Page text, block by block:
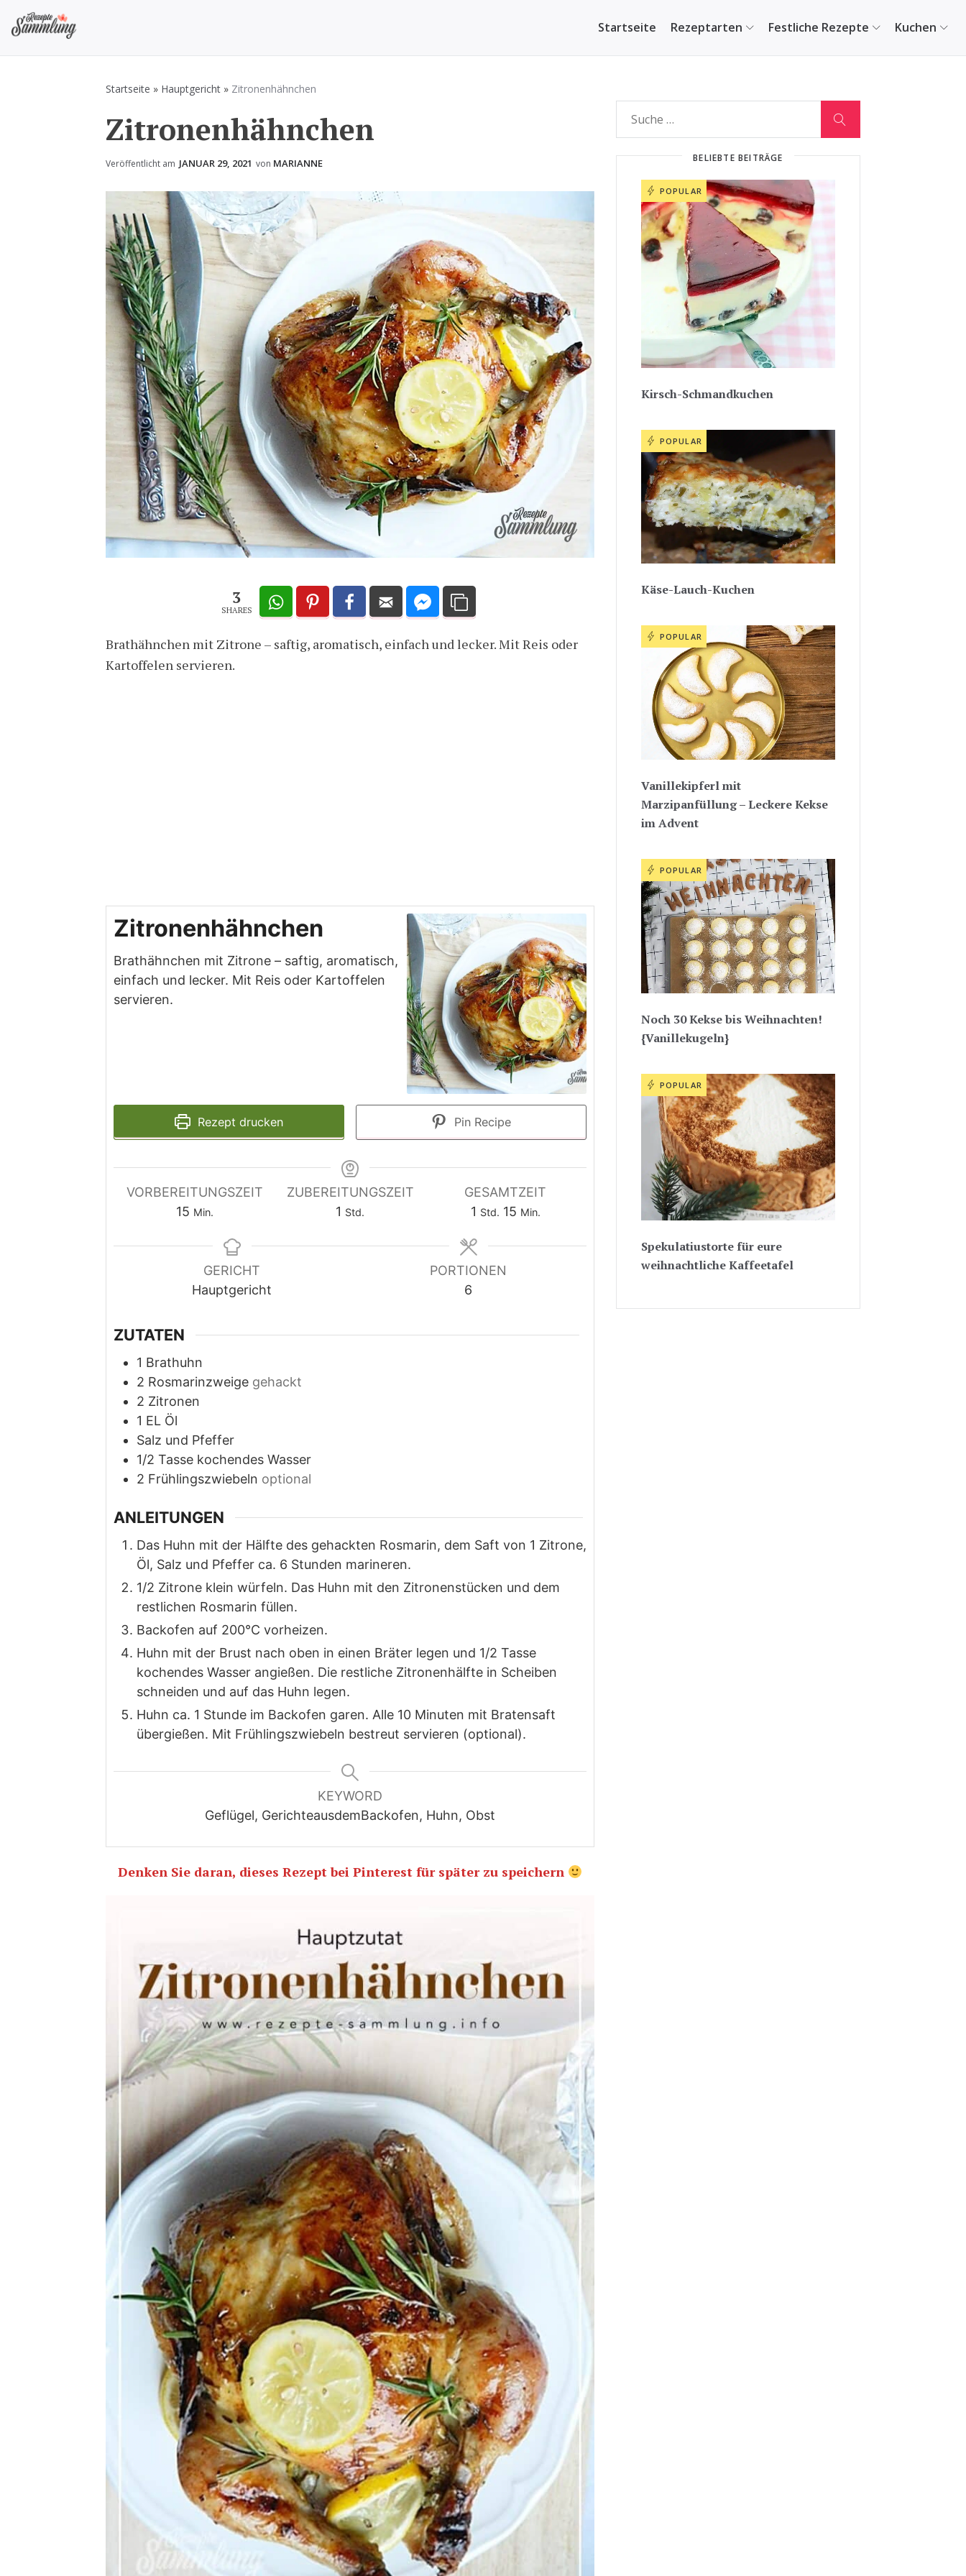
Inhalt
Startseite Rezeptarten Festliche Rezepte Kuchen
Startseite » Hauptgericht » Zitronenhähnchen
Zitronenhähnchen
Veröffentlicht am JANUAR 29, 2021 von MARIANNE
3
SHARES
Brathähnchen mit Zitrone – saftig, aromatisch, einfach und lecker. Mit Reis oder
Kartoffelen servieren.
Zitronenhähnchen
Brathähnchen mit Zitrone – saftig, aromatisch,
einfach und lecker. Mit Reis oder Kartoffelen
servieren.
Rezept drucken Pin Recipe
VORBEREITUNGSZEIT
15 Minuten
Min.
ZUBEREITUNGSZEIT
1 Stunde
Std.
GESAMTZEIT
1 Stunde
Std. 15Minuten
Min.
GERICHT
Hauptgericht
PORTIONEN
6
ZUTATEN
1 Brathuhn
2 Rosmarinzweige gehackt
2 Zitronen
1 EL Öl
Salz und Pfeffer
1/2 Tasse kochendes Wasser
2 Frühlingszwiebeln optional
ANLEITUNGEN
Das Huhn mit der Hälfte des gehackten Rosmarin, dem Saft von 1 Zitrone,
Öl, Salz und Pfeffer ca. 6 Stunden marineren.
1/2 Zitrone klein würfeln. Das Huhn mit den Zitronenstücken und dem
restlichen Rosmarin füllen.
Backofen auf 200°C vorheizen.
Huhn mit der Brust nach oben in einen Bräter legen und 1/2 Tasse
kochendes Wasser angießen. Die restliche Zitronenhälfte in Scheiben
schneiden und auf das Huhn legen.
Huhn ca. 1 Stunde im Backofen garen. Alle 10 Minuten mit Bratensaft
übergießen. Mit Frühlingszwiebeln bestreut servieren (optional).
KEYWORD
Geflügel, GerichteausdemBackofen, Huhn, Obst
Denken Sie daran, dieses Rezept bei Pinterest für später zu speichern
BELIEBTE BEITRÄGE
POPULAR
Kirsch-Schmandkuchen
POPULAR
Käse-Lauch-Kuchen
POPULAR
Vanillekipferl mit
Marzipanfüllung – Leckere Kekse
im Advent
POPULAR
Noch 30 Kekse bis Weihnachten!
{Vanillekugeln}
POPULAR
Spekulatiustorte für eure
weihnachtliche Kaffeetafel